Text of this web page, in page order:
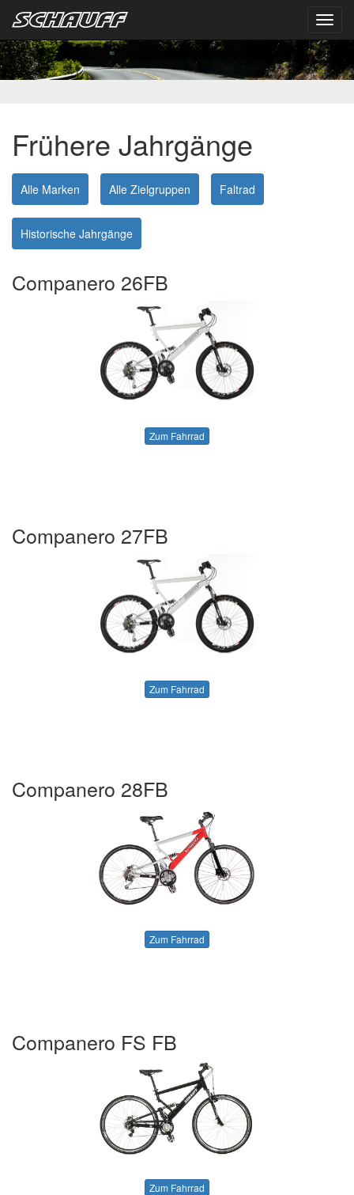
Frühere Jahrgänge
Alle Marken Alle Zielgruppen Faltrad
Historische Jahrgänge
Companero 26FB
Zum Fahrrad
Companero 27FB
Zum Fahrrad
Companero 28FB
Zum Fahrrad
Companero FS FB
Zum Fahrrad